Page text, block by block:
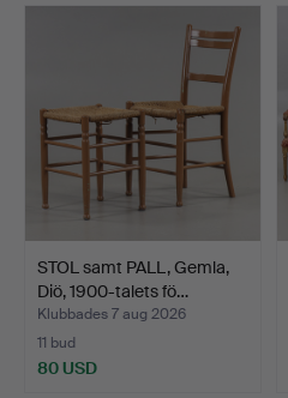
STOL samt PALL, Gemla,
Diö, 1900-talets fö…
Klubbades 7 aug 2026
11 bud
80 USD